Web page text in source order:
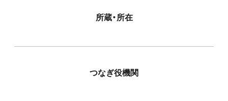
所蔵・所在
つなぎ役機関